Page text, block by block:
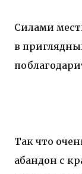
Силами
в
Так что
абандон с